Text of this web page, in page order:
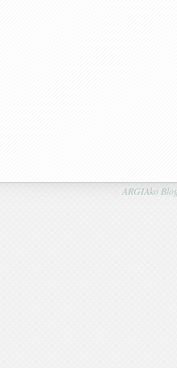
ARGIAko